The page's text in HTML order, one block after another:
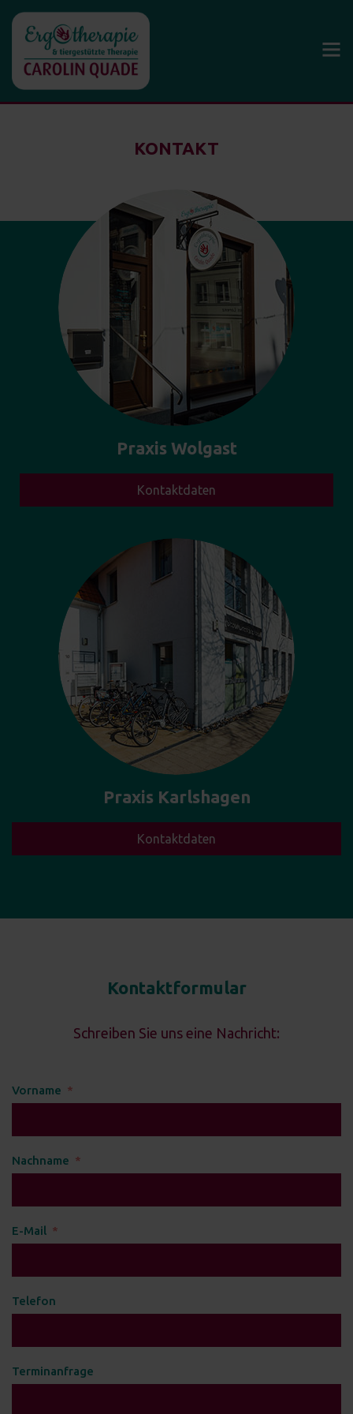
KONTAKT
Praxis Wolgast
Kontaktdaten
Praxis Karlshagen
Kontaktdaten
Kontaktformular
Schreiben Sie uns eine Nachricht:
Vorname
Nachname
E-Mail
Telefon
Terminanfrage